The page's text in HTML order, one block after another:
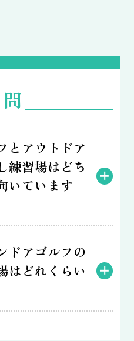
とアウトドア
練習場はどち
いています
ドアゴルフの
はどれくらい